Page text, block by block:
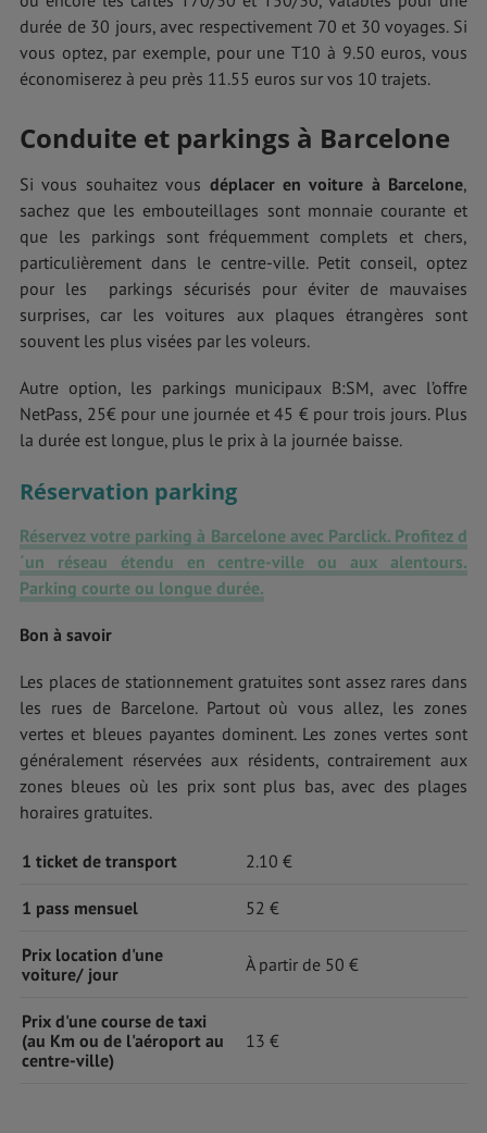
durée de 30 jours, avec respectivement 70 et 30 voyages. Si
vous optez, par exemple, pour une T10 à 9.50 euros, vous
économiserez à peu près 11.55 euros sur vos 10 trajets.
Conduite et parkings à Barcelone
Si vous souhaitez vous déplacer en voiture à Barcelone,
sachez que les embouteillages sont monnaie courante et
que les parkings sont fréquemment complets et chers,
particulièrement dans le centre-ville. Petit conseil, optez
pour les parkings sécurisés pour éviter de mauvaises
surprises, car les voitures aux plaques étrangères sont
souvent les plus visées par les voleurs.
Autre option, les parkings municipaux B:SM, avec l’offre
NetPass, 25€ pour une journée et 45 € pour trois jours. Plus
la durée est longue, plus le prix à la journée baisse.
Réservation parking
Réservez votre parking à Barcelone avec Parclick. Profitez d
´un réseau étendu en centre-ville ou aux alentours.
Parking courte ou longue durée.
Bon à savoir
Les places de stationnement gratuites sont assez rares dans
les rues de Barcelone. Partout où vous allez, les zones
vertes et bleues payantes dominent. Les zones vertes sont
généralement réservées aux résidents, contrairement aux
zones bleues où les prix sont plus bas, avec des plages
horaires gratuites.
1 ticket de transport 2.10 €
1 pass mensuel 52 €
Prix location d'une
voiture/ jour
À partir de 50 €
Prix d'une course de taxi
(au Km ou de l'aéroport au
centre-ville)
13 €